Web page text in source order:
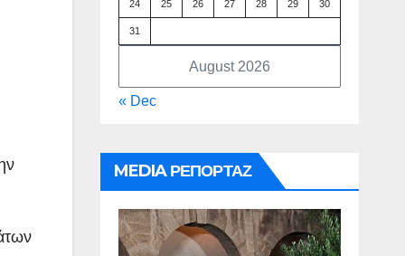
August 2026
24 25 26 27 28 29 30
31
« Dec
MEDIA ΡΕΠΟΡΤΑΖ